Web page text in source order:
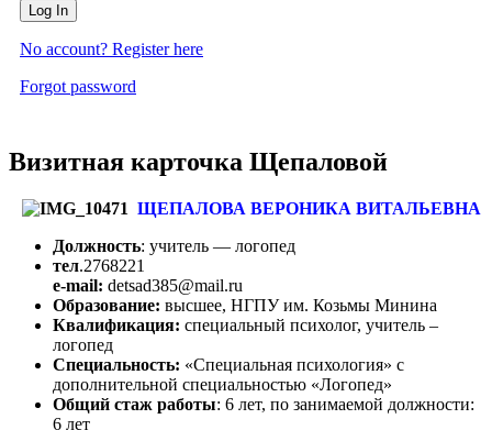
Log In
No account? Register here
Forgot password
Визитная карточка Щепаловой
ЩЕПАЛОВА ВЕРОНИКА ВИТАЛЬЕВНА
Должность: учитель — логопед
тел.2768221
e-mail: detsad385@mail.ru
Образование: высшее, НГПУ им. Козьмы Минина
Квалификация: специальный психолог, учитель –
логопед
Специальность: «Специальная психология» с
дополнительной специальностью «Логопед»
Общий стаж работы: 6 лет, по занимаемой должности:
6 лет